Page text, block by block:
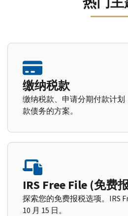
缴纳税款
缴纳税款、申请分期付款计
款债务的方案。
IRS Free File (免费
探索您的免费报税选项。IRS
10 月 15 日。